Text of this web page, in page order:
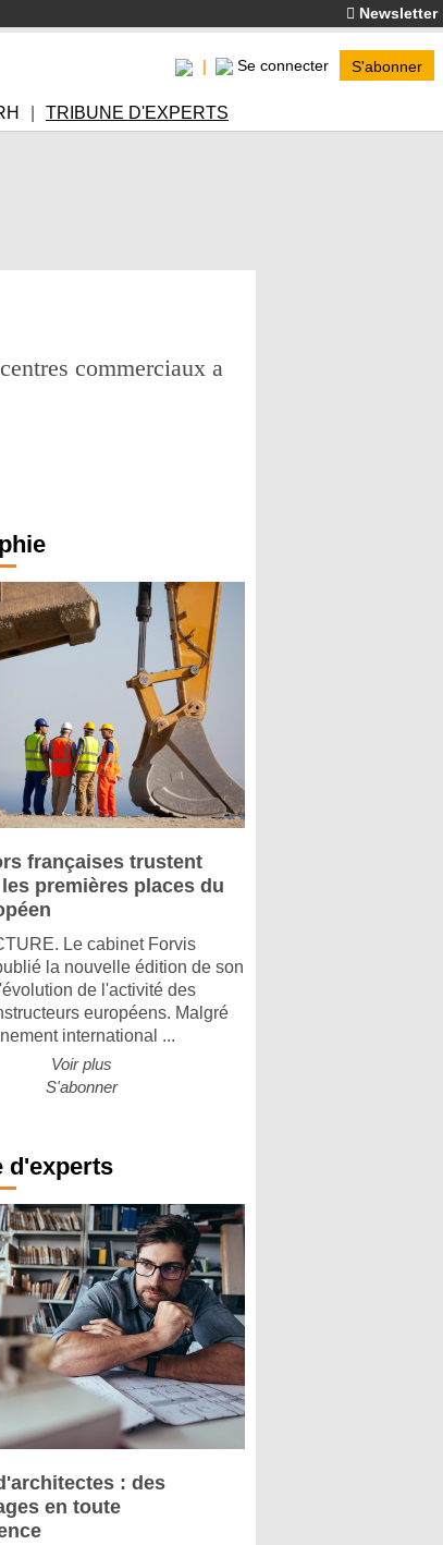
Newsletter
Se connecter S'abonner
TRIBUNE D'EXPERTS
commerciaux a
françaises trustent
premières places du
Le cabinet Forvis
la nouvelle édition de son
de l'activité des
européens. Malgré
international ...
Voir plus
S'abonner
d'experts
: des
en toute